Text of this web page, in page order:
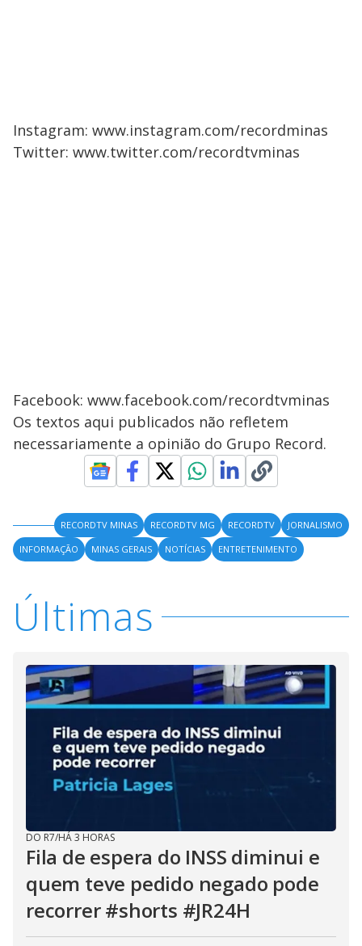
Instagram: www.instagram.com/recordminas
Twitter: www.twitter.com/recordtvminas
Facebook: www.facebook.com/recordtvminas
Os textos aqui publicados não refletem
necessariamente a opinião do Grupo Record.
RECORDTV MINAS RECORDTV MG RECORDTV
JORNALISMO
INFORMAÇÃO
MINAS GERAIS NOTÍCIAS ENTRETENIMENTO
Últimas
DO R7/HÁ 3 HORAS
Fila de espera do INSS diminui e
quem teve pedido negado pode
recorrer #shorts #JR24H